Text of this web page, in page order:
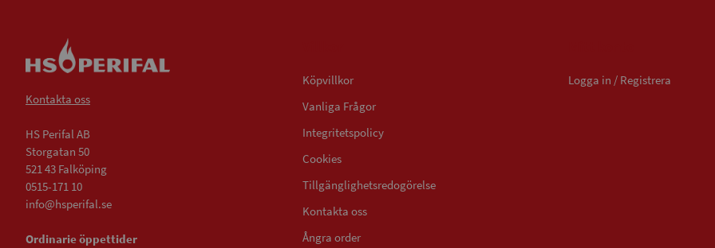
Kontakta oss
HS Perifal AB
Storgatan 50
521 43 Falköping
0515-171 10
info@hsperifal.se
Ordinarie öppettider
Köpvillkor
Vanliga Frågor
Integritetspolicy
Cookies
Tillgänglighetsredogörelse
Kontakta oss
Ångra order
Logga in / Registrera